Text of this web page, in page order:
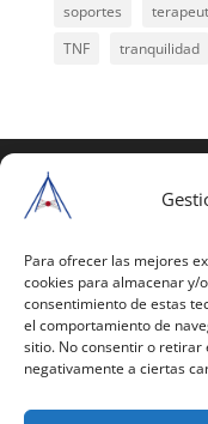
Para ofrecer las mejores
cookies para almacenar y/
consentimiento de estas
el comportamiento de
sitio. No consentir o
negativamente a ciertas
soportes
TNF
tranquilidad
estas páginas
autorización
Todos los
Web inaugurada